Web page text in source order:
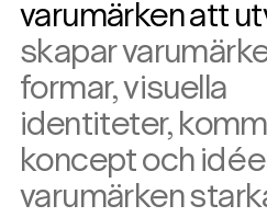
varumärken att
skapar
formar, visuella
identiteter,
koncept och
varumärken